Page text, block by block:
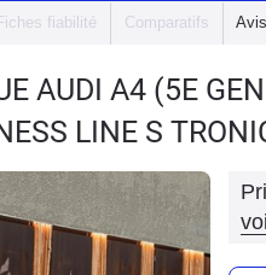
Fiches fiabilité Comparatifs Avis
AUDI A4 (5E
LINE S